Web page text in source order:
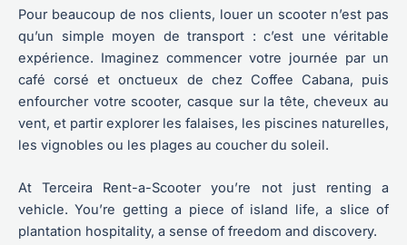
Pour beaucoup de nos clients, louer un scooter n’est pas
qu’un simple moyen de transport : c’est une véritable
expérience. Imaginez commencer votre journée par un
café corsé et onctueux de chez Coffee Cabana, puis
enfourcher votre scooter, casque sur la tête, cheveux au
vent, et partir explorer les falaises, les piscines naturelles,
les vignobles ou les plages au coucher du soleil.
At Terceira Rent-a-Scooter you’re not just renting a
vehicle. You’re getting a piece of island life, a slice of
plantation hospitality, a sense of freedom and discovery.